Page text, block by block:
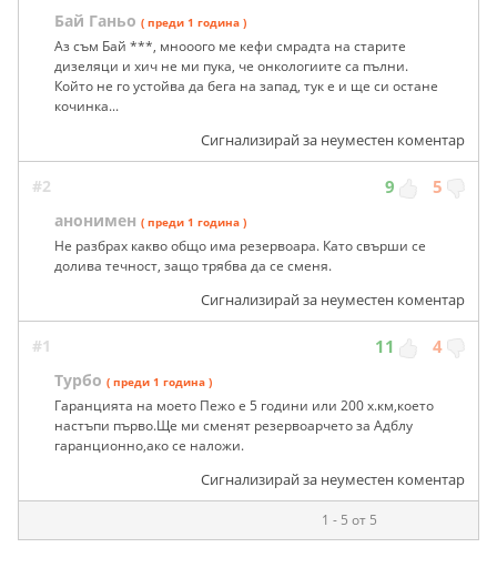
Бай Ганьо ( преди 1 година )
Аз съм Бай ***, мнооого ме кефи смрадта на старите
дизеляци и хич не ми пука, че онкологиите са пълни.
Който не го устойва да бега на запад, тук е и ще си остане
кочинка...
Сигнализирай за неуместен коментар
#2 9 5
анонимен ( преди 1 година )
Не разбрах какво общо има резервоара. Като свърши се
долива течност, защо трябва да се сменя.
Сигнализирай за неуместен коментар
#1 11 4
Турбо ( преди 1 година )
Гаранцията на моето Пежо е 5 години или 200 х.км,което
настъпи първо.Ще ми сменят резервоарчето за Адблу
гаранционно,ако се наложи.
Сигнализирай за неуместен коментар
1 - 5 от 5